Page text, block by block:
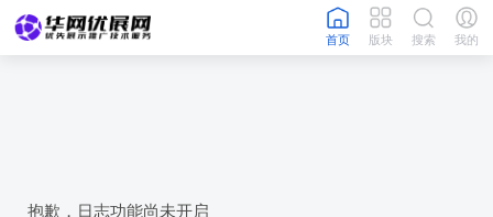
首页 版块 搜索 我的
抱歉，日志功能尚未开启